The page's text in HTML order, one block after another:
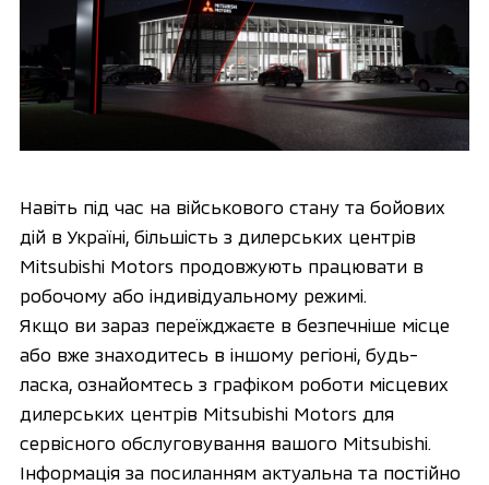
Навіть під час на військового стану та бойових
дій в Україні, більшість з дилерських центрів
Mitsubishi Motors продовжують працювати в
робочому або індивідуальному режимі.
Якщо ви зараз переїжджаєте в безпечніше місце
або вже знаходитесь в іншому регіоні, будь-
ласка, ознайомтесь з графіком роботи місцевих
дилерських центрів Mitsubishi Motors для
сервісного обслуговування вашого Mitsubishi.
Інформація за посиланням актуальна та постійно